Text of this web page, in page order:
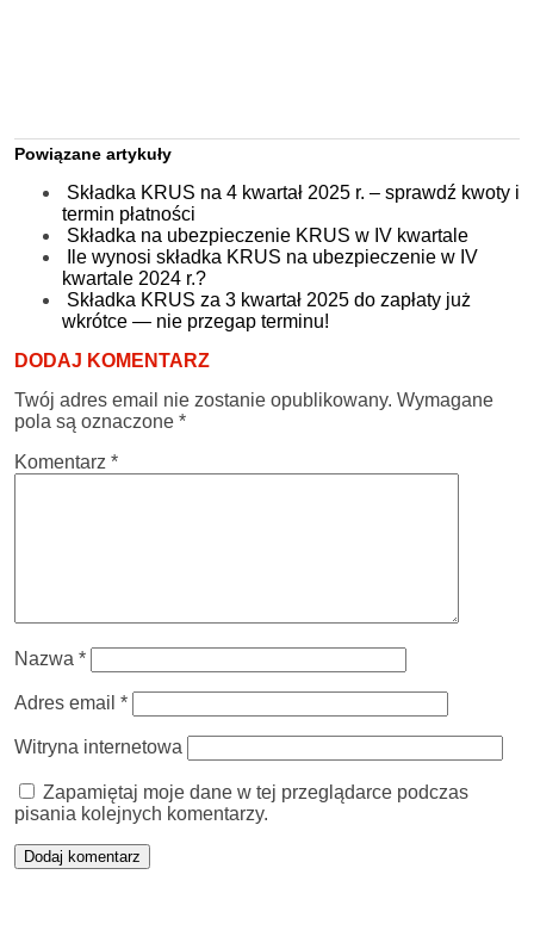
Powiązane artykuły
Składka KRUS na 4 kwartał 2025 r. – sprawdź kwoty i
termin płatności
Składka na ubezpieczenie KRUS w IV kwartale
Ile wynosi składka KRUS na ubezpieczenie w IV
kwartale 2024 r.?
Składka KRUS za 3 kwartał 2025 do zapłaty już
wkrótce — nie przegap terminu!
DODAJ KOMENTARZ
Twój adres email nie zostanie opublikowany. Wymagane
pola są oznaczone *
Komentarz *
Nazwa *
Adres email *
Witryna internetowa
Zapamiętaj moje dane w tej przeglądarce podczas
pisania kolejnych komentarzy.